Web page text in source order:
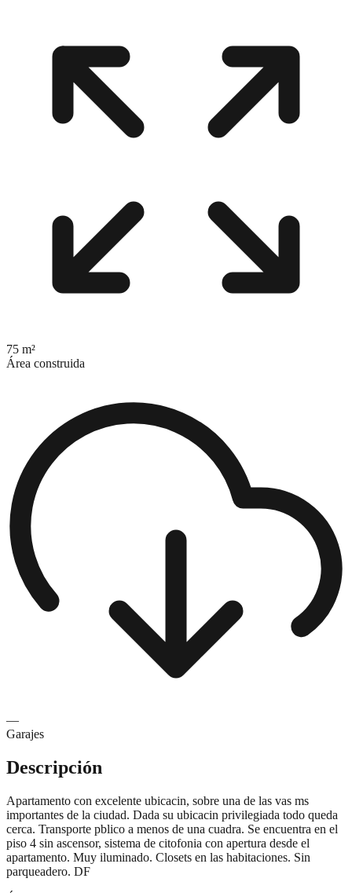
75 m²
Área construida
—
Garajes
Descripción
Apartamento con excelente ubicacin, sobre una de las vas ms
importantes de la ciudad. Dada su ubicacin privilegiada todo queda
cerca. Transporte pblico a menos de una cuadra. Se encuentra en el
piso 4 sin ascensor, sistema de citofonia con apertura desde el
apartamento. Muy iluminado. Closets en las habitaciones. Sin
parqueadero. DF